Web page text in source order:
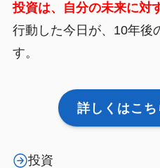
投資は、自分の未来に対
行動した今日が、10年後
す。
詳しくはこ
投資